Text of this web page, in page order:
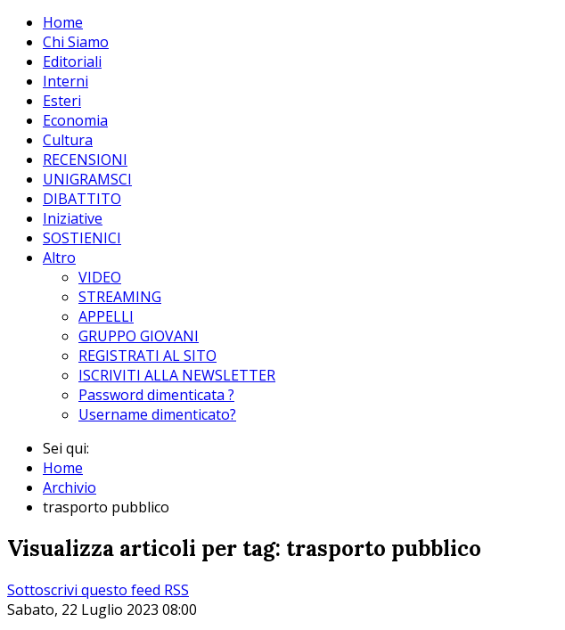
Home
Chi Siamo
Editoriali
Interni
Esteri
Economia
Cultura
RECENSIONI
UNIGRAMSCI
DIBATTITO
Iniziative
SOSTIENICI
Altro
VIDEO
STREAMING
APPELLI
GRUPPO GIOVANI
REGISTRATI AL SITO
ISCRIVITI ALLA NEWSLETTER
Password dimenticata ?
Username dimenticato?
Sei qui:
Home
Archivio
trasporto pubblico
Visualizza articoli per tag: trasporto pubblico
Sottoscrivi questo feed RSS
Sabato, 22 Luglio 2023 08:00